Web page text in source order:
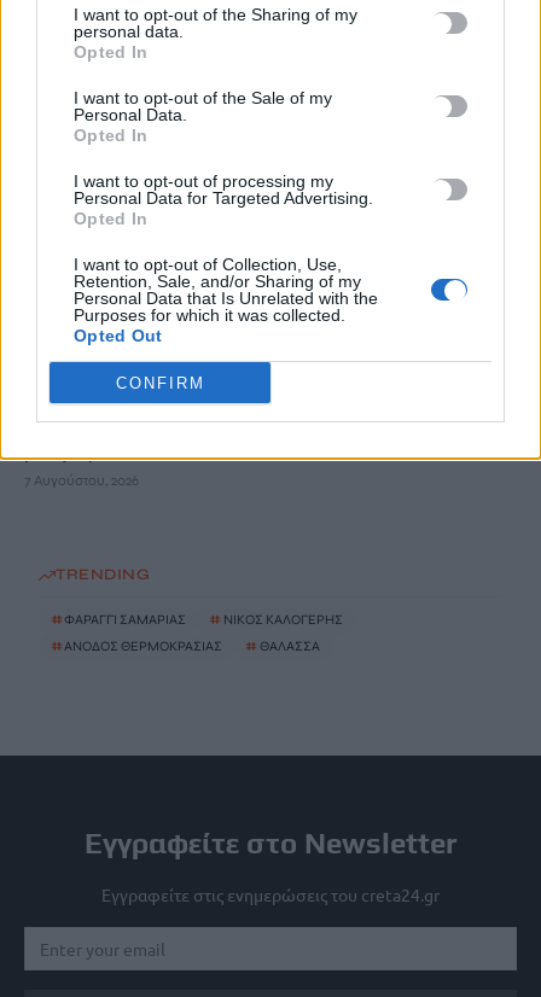
I want to opt-out of the Sharing of my
personal data.
Opted In
I want to opt-out of the Sale of my
Personal Data.
Opted In
I want to opt-out of processing my
Personal Data for Targeted Advertising.
Opted In
I want to opt-out of Collection, Use,
Retention, Sale, and/or Sharing of my
Personal Data that Is Unrelated with the
Purposes for which it was collected.
Opted Out
CONFIRM
7 Αυγούστου, 2026
Καύσωνας: Η Μεσόγειος «βράζει» -Στους 33°C η θάλασσα στη
Μαγιόρκα, «δεν μπορούμε ούτε να δροσιστούμε», λένε οι
τουρίστες
7 Αυγούστου, 2026
Αυτοδιοίκησης οδηγούν σε συγχώνευση τις εταιρείες του
7 Αυγούστου, 2026
Μακελειό με 8 νεκρούς στην Ταϊλάνδη: Ο δράστης σκότωσε
αρχικά τον παππού και τη γιαγιά του και μετά πυροβόλησε
7 Αυγούστου, 2026
TRENDING
#ΦΑΡΑΓΓΙ ΣΑΜΑΡΙΑΣ # ΝΙΚΟΣ ΚΑΛΟΓΕΡΗΣ
#ΑΝΟΔΟΣ ΘΕΡΜΟΚΡΑΣΙΑΣ # ΘΑΛΑΣΣΑ
Εγγραφείτε στο Newsletter
Εγγραφείτε στις ενημερώσεις του creta24.gr